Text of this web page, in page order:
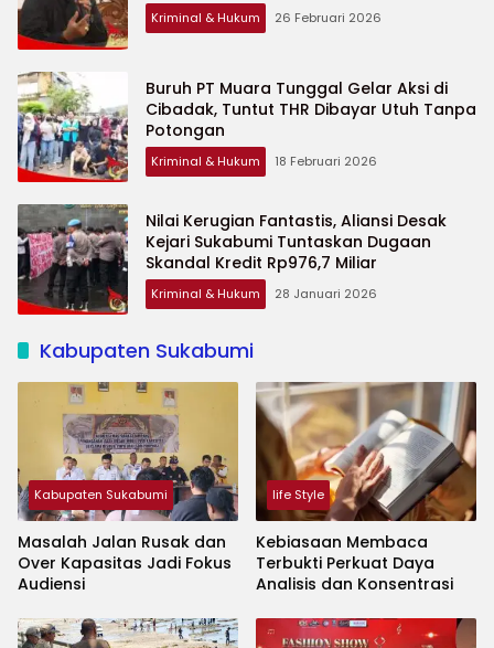
Kriminal & Hukum 26 Februari 2026
Buruh PT Muara Tunggal Gelar Aksi di
Cibadak, Tuntut THR Dibayar Utuh Tanpa
Potongan
Kriminal & Hukum 18 Februari 2026
Nilai Kerugian Fantastis, Aliansi Desak
Kejari Sukabumi Tuntaskan Dugaan
Skandal Kredit Rp976,7 Miliar
Kriminal & Hukum 28 Januari 2026
Kabupaten Sukabumi
Kabupaten Sukabumi
Masalah Jalan Rusak dan
Over Kapasitas Jadi Fokus
Audiensi
life Style
Kebiasaan Membaca
Terbukti Perkuat Daya
Analisis dan Konsentrasi